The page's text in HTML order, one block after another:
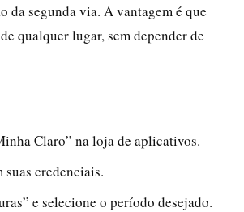
da segunda via. A vantagem é que
qualquer lugar, sem depender de
Claro” na loja de aplicativos.
suas credenciais.
e selecione o período desejado.